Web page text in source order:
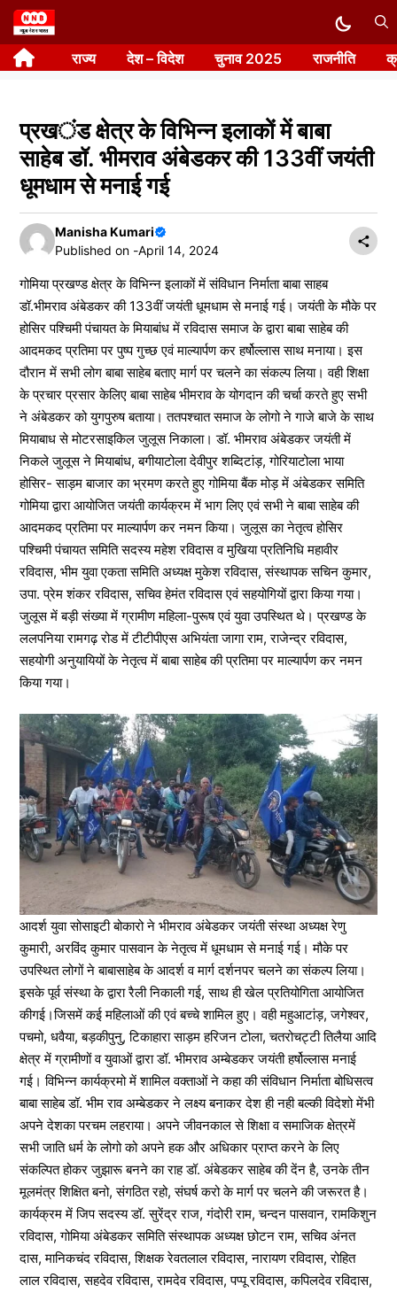
Skip
to
content राज्य देश – विदेश चुनाव 2025 राजनीति
प्रखंड क्षेत्र के विभिन्न इलाकों में बाबा
साहेब डॉ. भीमराव अंबेडकर की 133वीं जयंती
धूमधाम से मनाई गई
Manisha Kumari
Published on -April 14, 2024
गोमिया प्रखण्ड क्षेत्र के विभिन्न इलाकों में संविधान निर्माता बाबा साहब
डॉ.भीमराव अंबेडकर की 133वीं जयंती धूमधाम से मनाई गई। जयंती के मौके पर
होसिर पश्चिमी पंचायत के मियाबांध में रविदास समाज के द्वारा बाबा साहेब की
आदमकद प्रतिमा पर पुष्प गुच्छ एवं माल्यार्पण कर हर्षोल्लास साथ मनाया। इस
दौरान में सभी लोग बाबा साहेब बताए मार्ग पर चलने का संकल्प लिया। वही शिक्षा
के प्रचार प्रसार केलिए बाबा साहेब भीमराव के योगदान की चर्चा करते हुए सभी
ने अंबेडकर को युगपुरुष बताया। ततपश्चात समाज के लोगो ने गाजे बाजे के साथ
मियाबाध से मोटरसाइकिल जुलूस निकाला। डॉ. भीमराव अंबेडकर जयंती में
निकले जुलूस ने मियाबांध, बगीयाटोला देवीपुर शब्दिटांड़, गोरियाटोला भाया
होसिर- साड़म बाजार का भ्रमण करते हुए गोमिया बैंक मोड़ में अंबेडकर समिति
गोमिया द्वारा आयोजित जयंती कार्यक्रम में भाग लिए एवं सभी ने बाबा साहेब की
आदमकद प्रतिमा पर माल्यार्पण कर नमन किया। जुलूस का नेतृत्व होसिर
पश्चिमी पंचायत समिति सदस्य महेश रविदास व मुखिया प्रतिनिधि महावीर
रविदास, भीम युवा एकता समिति अध्यक्ष मुकेश रविदास, संस्थापक सचिन कुमार,
उपा. प्रेम शंकर रविदास, सचिव हेमंत रविदास एवं सहयोगियों द्वारा किया गया।
जुलूस में बड़ी संख्या में ग्रामीण महिला-पुरूष एवं युवा उपस्थित थे। प्रखण्ड के
ललपनिया रामगढ़ रोड में टीटीपीएस अभियंता जागा राम, राजेन्द्र रविदास,
सहयोगी अनुयायियों के नेतृत्व में बाबा साहेब की प्रतिमा पर माल्यार्पण कर नमन
किया गया।
आदर्श युवा सोसाइटी बोकारो ने भीमराव अंबेडकर जयंती संस्था अध्यक्ष रेणु
कुमारी, अरविंद कुमार पासवान के नेतृत्व में धूमधाम से मनाई गई। मौके पर
उपस्थित लोगों ने बाबासाहेब के आदर्श व मार्ग दर्शनपर चलने का संकल्प लिया।
इसके पूर्व संस्था के द्वारा रैली निकाली गई, साथ ही खेल प्रतियोगिता आयोजित
कीगई।जिसमें कई महिलाओं की एवं बच्चे शामिल हुए। वही महुआटांड़, जगेश्वर,
पचमो, धवैया, बड़कीपुनु, टिकाहारा साड़म हरिजन टोला, चतरोचट्टी तिलैया आदि
क्षेत्र में ग्रामीणों व युवाओं द्वारा डॉ. भीमराव अम्बेडकर जयंती हर्षोल्लास मनाई
गई। विभिन्न कार्यक्रमो में शामिल वक्ताओं ने कहा की संविधान निर्माता बोधिसत्व
बाबा साहेब डॉ. भीम राव अम्बेडकर ने लक्ष्य बनाकर देश ही नही बल्की विदेशो मेंभी
अपने देशका परचम लहराया। अपने जीवनकाल से शिक्षा व समाजिक क्षेत्रमें
सभी जाति धर्म के लोगो को अपने हक और अधिकार प्राप्त करने के लिए
संकल्पित होकर जुझारू बनने का राह डॉ. अंबेडकर साहेब की देंन है, उनके तीन
मूलमंत्र शिक्षित बनो, संगठित रहो, संघर्ष करो के मार्ग पर चलने की जरूरत है।
कार्यक्रम में जिप सदस्य डॉ. सुरेंद्र राज, गंदोरी राम, चन्दन पासवान, रामकिशुन
रविदास, गोमिया अंबेडकर समिति संस्थापक अध्यक्ष छोटन राम, सचिव अंनत
दास, मानिकचंद रविदास, शिक्षक रेवतलाल रविदास, नारायण रविदास, रोहित
लाल रविदास, सहदेव रविदास, रामदेव रविदास, पप्पू रविदास, कपिलदेव रविदास,